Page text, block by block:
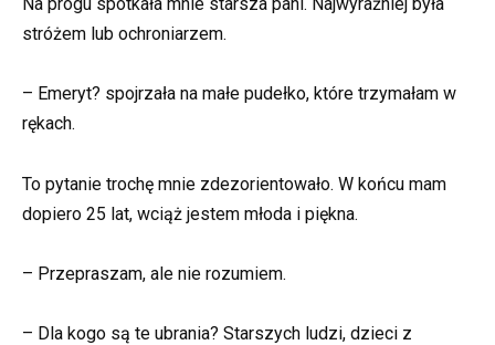
stróżem lub ochroniarzem.
– Emeryt? spojrzała na małe pudełko, które trzymałam w
rękach.
To pytanie trochę mnie zdezorientowało. W końcu mam
dopiero 25 lat, wciąż jestem młoda i piękna.
– Przepraszam, ale nie rozumiem.
– Dla kogo są te ubrania? Starszych ludzi, dzieci z